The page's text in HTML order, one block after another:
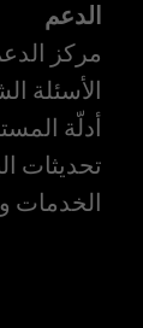
الدعم
مركز
الأسئلة
أدلّة
تحديثات
الخدمات